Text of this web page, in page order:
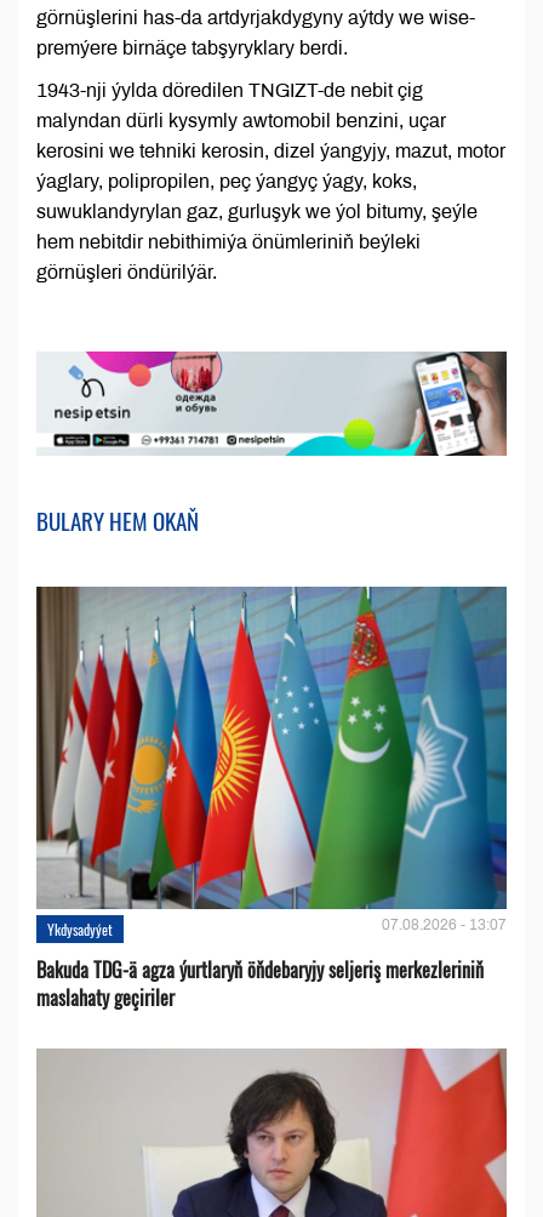
görnüşlerini has-da artdyrjakdygyny aýtdy we wise-
premýere birnäçe tabşyryklary berdi.
1943-nji ýylda döredilen TNGIZT-de nebit çig
malyndan dürli kysymly awtomobil benzini, uçar
kerosini we tehniki kerosin, dizel ýangyjy, mazut, motor
ýaglary, polipropilen, peç ýangyç ýagy, koks,
suwuklandyrylan gaz, gurluşyk we ýol bitumy, şeýle
hem nebitdir nebithimiýa önümleriniň beýleki
görnüşleri öndürilýär.
BULARY HEM OKAŇ
Ykdysadyýet 07.08.2026 - 13:07
Bakuda TDG-ä agza ýurtlaryň öňdebaryjy seljeriş merkezleriniň
maslahaty geçiriler